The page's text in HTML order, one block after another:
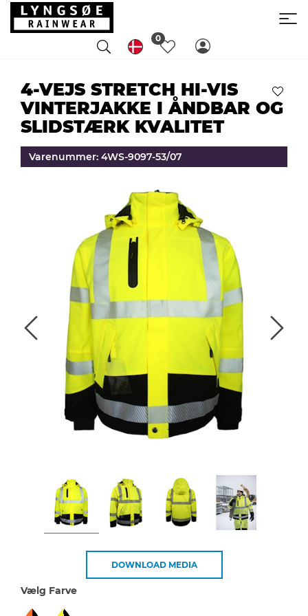
0
4-VEJS STRETCH HI-VIS
VINTERJAKKE I ÅNDBAR OG
SLIDSTÆRK KVALITET
Varenummer: 4WS-9097-53/07
DOWNLOAD MEDIA
Vælg Farve